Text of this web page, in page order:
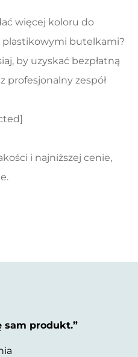
więcej koloru do
plastikowymi butelkami?
by uzyskać bezpłatną
profesjonalny zespół
i najniższej cenie,
sam produkt.”